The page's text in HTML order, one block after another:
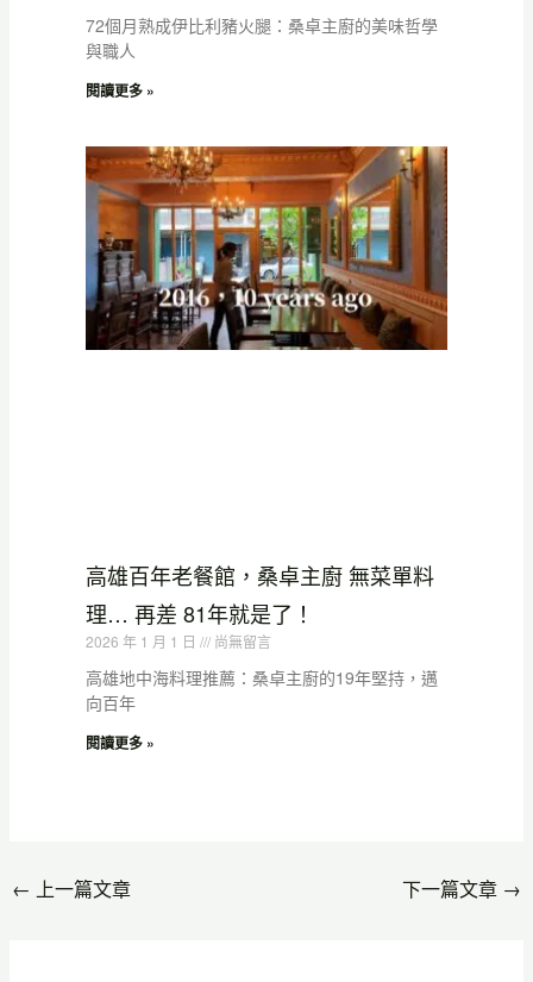
72個月熟成伊比利豬火腿：桑卓主廚的美味哲學
與職人
閱讀更多 »
高雄百年老餐館，桑卓主廚 無菜單料
理… 再差 81年就是了！
2026 年 1 月 1 日 尚無留言
高雄地中海料理推薦：桑卓主廚的19年堅持，邁
向百年
閱讀更多 »
← 上一篇文章 下一篇文章 →